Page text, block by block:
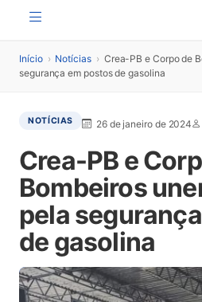
Início › Notícias › Crea-PB e Corpo de
segurança em postos de gasolina
NOTÍCIAS 26 de janeiro de 2024
Crea-PB e
Bombeiros
pela
de gasolina